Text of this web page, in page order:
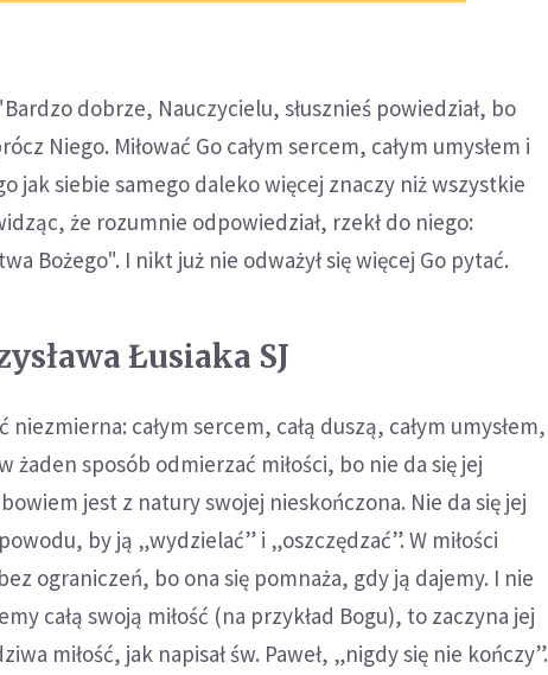
dobrze, Nauczycielu, słusznieś powiedział, bo
Niego. Miłować Go całym sercem, całym umysłem i
jak siebie samego daleko więcej znaczy niż wszystkie
że rozumnie odpowiedział, rzekł do niego:
Bożego". I nikt już nie odważył się więcej Go pytać.
Łusiaka SJ
niezmierna: całym sercem, całą duszą, całym umysłem,
żaden sposób odmierzać miłości, bo nie da się jej
jest z natury swojej nieskończona. Nie da się jej
by ją „wydzielać” i „oszczędzać”. W miłości
ograniczeń, bo ona się pomnaża, gdy ją dajemy. I nie
całą swoją miłość (na przykład Bogu), to zaczyna jej
miłość, jak napisał św. Paweł, „nigdy się nie kończy”.